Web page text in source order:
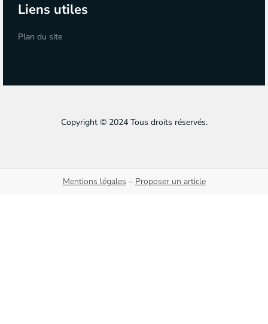
Liens utiles
Plan du site
Copyright © 2024 Tous droits réservés.
Mentions légales – Proposer un article